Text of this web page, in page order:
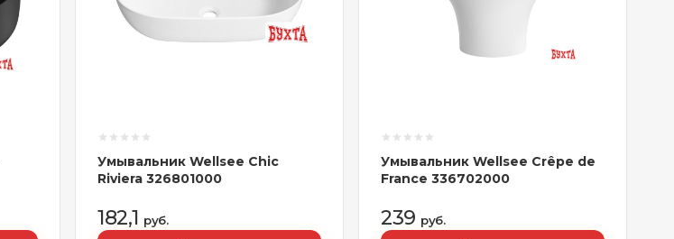
Умывальник Wellsee Chic
Riviera 326801000
182,1 руб.
Умывальник Wellsee Crêpe de
France 336702000
239 руб.